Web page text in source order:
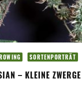
SORTENPORTRÄT
– KLEINE